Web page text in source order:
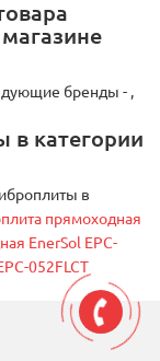
бренды - ,
в категории
в
прямоходная
EnerSol EPC-
052FLCT